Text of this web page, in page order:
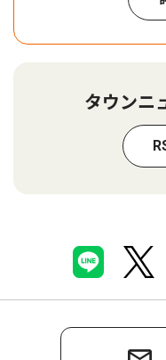
タウンニ